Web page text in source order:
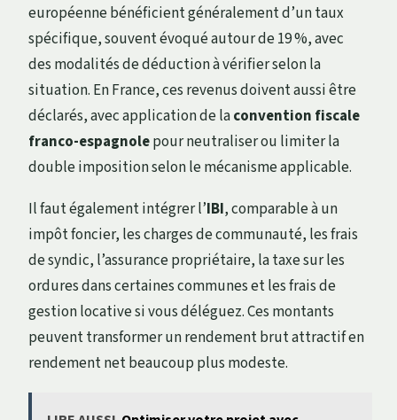
européenne bénéficient généralement d’un taux
spécifique, souvent évoqué autour de 19 %, avec
des modalités de déduction à vérifier selon la
situation. En France, ces revenus doivent aussi être
déclarés, avec application de laconvention fiscale
franco-espagnolepour neutraliser ou limiter la
double imposition selon le mécanisme applicable.
Il faut également intégrer l’IBI, comparable à un
impôt foncier, les charges de communauté, les frais
de syndic, l’assurance propriétaire, la taxe sur les
ordures dans certaines communes et les frais de
gestion locative si vous déléguez. Ces montants
peuvent transformer un rendement brut attractif en
rendement net beaucoup plus modeste.